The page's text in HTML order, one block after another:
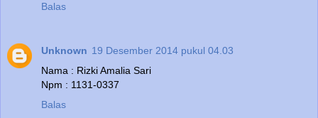
Balas
Unknown 19 Desember 2014 pukul 04.03
Nama : Rizki Amalia Sari
Npm : 1131-0337
Balas